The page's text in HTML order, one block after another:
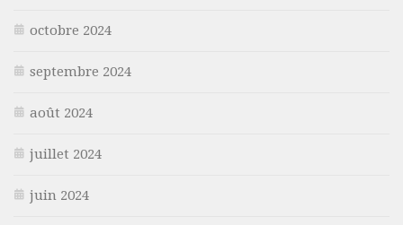
octobre 2024
septembre 2024
août 2024
juillet 2024
juin 2024